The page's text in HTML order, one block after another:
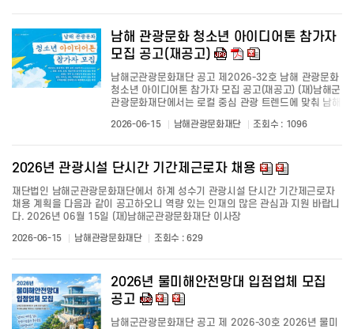
남해 관광문화 청소년 아이디어톤 참가자
모집 공고(재공고)
남해군관광문화재단 공고 제2026-32호 남해 관광문화
청소년 아이디어톤 참가자 모집 공고(재공고) (재)남해군
관광문화재단에서는 로컬 중심 관광 트렌드에 맞춰 남해
년의 창의적인 시각이 반영된 참여형 관광문화 콘텐츠를
2026-06-15 남해관광문화재단 조회수 : 1096
2026년 관광시설 단시간 기간제근로자 채용
재단법인 남해군관광문화재단에서 하계 성수기 관광시설 단시간 기간제근로자
채용 계획을 다음과 같이 공고하오니 역량 있는 인재의 많은 관심과 지원 바랍니
다. 2026년 06월 15일 (재)남해군관광문화재단 이사장
2026-06-15 남해관광문화재단 조회수 : 629
2026년 물미해안전망대 입점업체 모집
공고
남해군관광문화재단 공고 제 2026-30호 2026년 물미